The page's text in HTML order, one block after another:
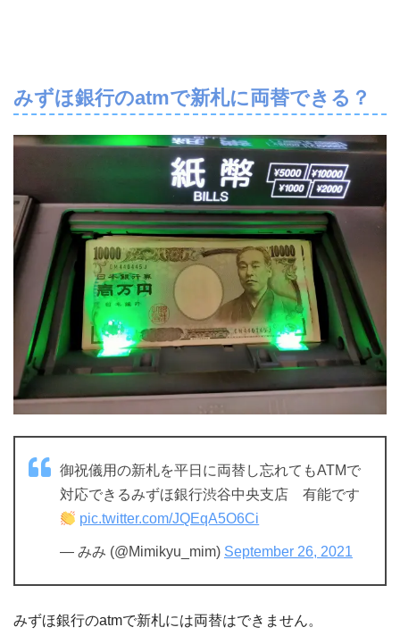
みずほ銀行のatmで新札に両替できる？
御祝儀用の新札を平日に両替し忘れてもATMで
対応できるみずほ銀行渋谷中央支店 有能です
pic.twitter.com/JQEqA5O6Ci
— みみ (@Mimikyu_mim) September 26, 2021
みずほ銀行のatmで新札には両替はできません。